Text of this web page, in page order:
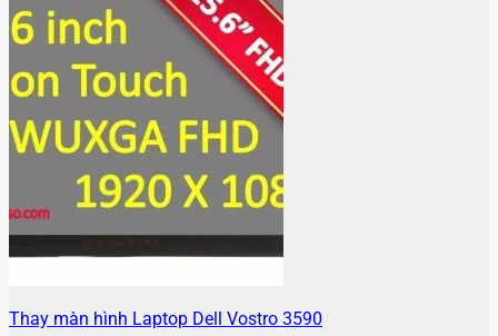
Thay màn hình Laptop Dell Vostro 3590